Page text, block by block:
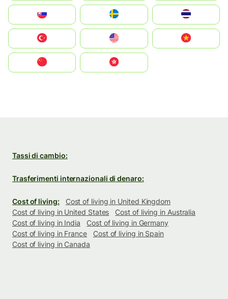
United States
中國香港特別行政區
Tassi di cambio:
Trasferimenti internazionali di denaro:
Cost of living:
Cost of living in United Kingdom
Cost of living in United States
Cost of living in Australia
Cost of living in India
Cost of living in Germany
Cost of living in France
Cost of living in Spain
Cost of living in Canada